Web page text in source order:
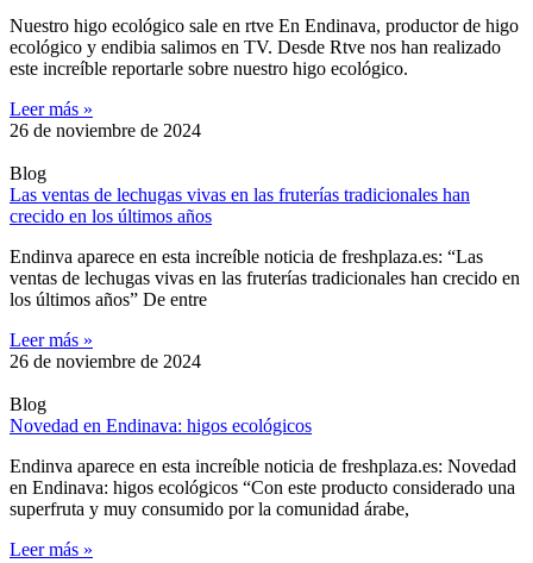
Nuestro higo ecológico sale en rtve En Endinava, productor de higo
ecológico y endibia salimos en TV. Desde Rtve nos han realizado
este increíble reportarle sobre nuestro higo ecológico.
Leer más »
26 de noviembre de 2024
Blog
Las ventas de lechugas vivas en las fruterías tradicionales han
crecido en los últimos años
Endinva aparece en esta increíble noticia de freshplaza.es: “Las
ventas de lechugas vivas en las fruterías tradicionales han crecido en
los últimos años” De entre
Leer más »
26 de noviembre de 2024
Blog
Novedad en Endinava: higos ecológicos
Endinva aparece en esta increíble noticia de freshplaza.es: Novedad
en Endinava: higos ecológicos “Con este producto considerado una
superfruta y muy consumido por la comunidad árabe,
Leer más »